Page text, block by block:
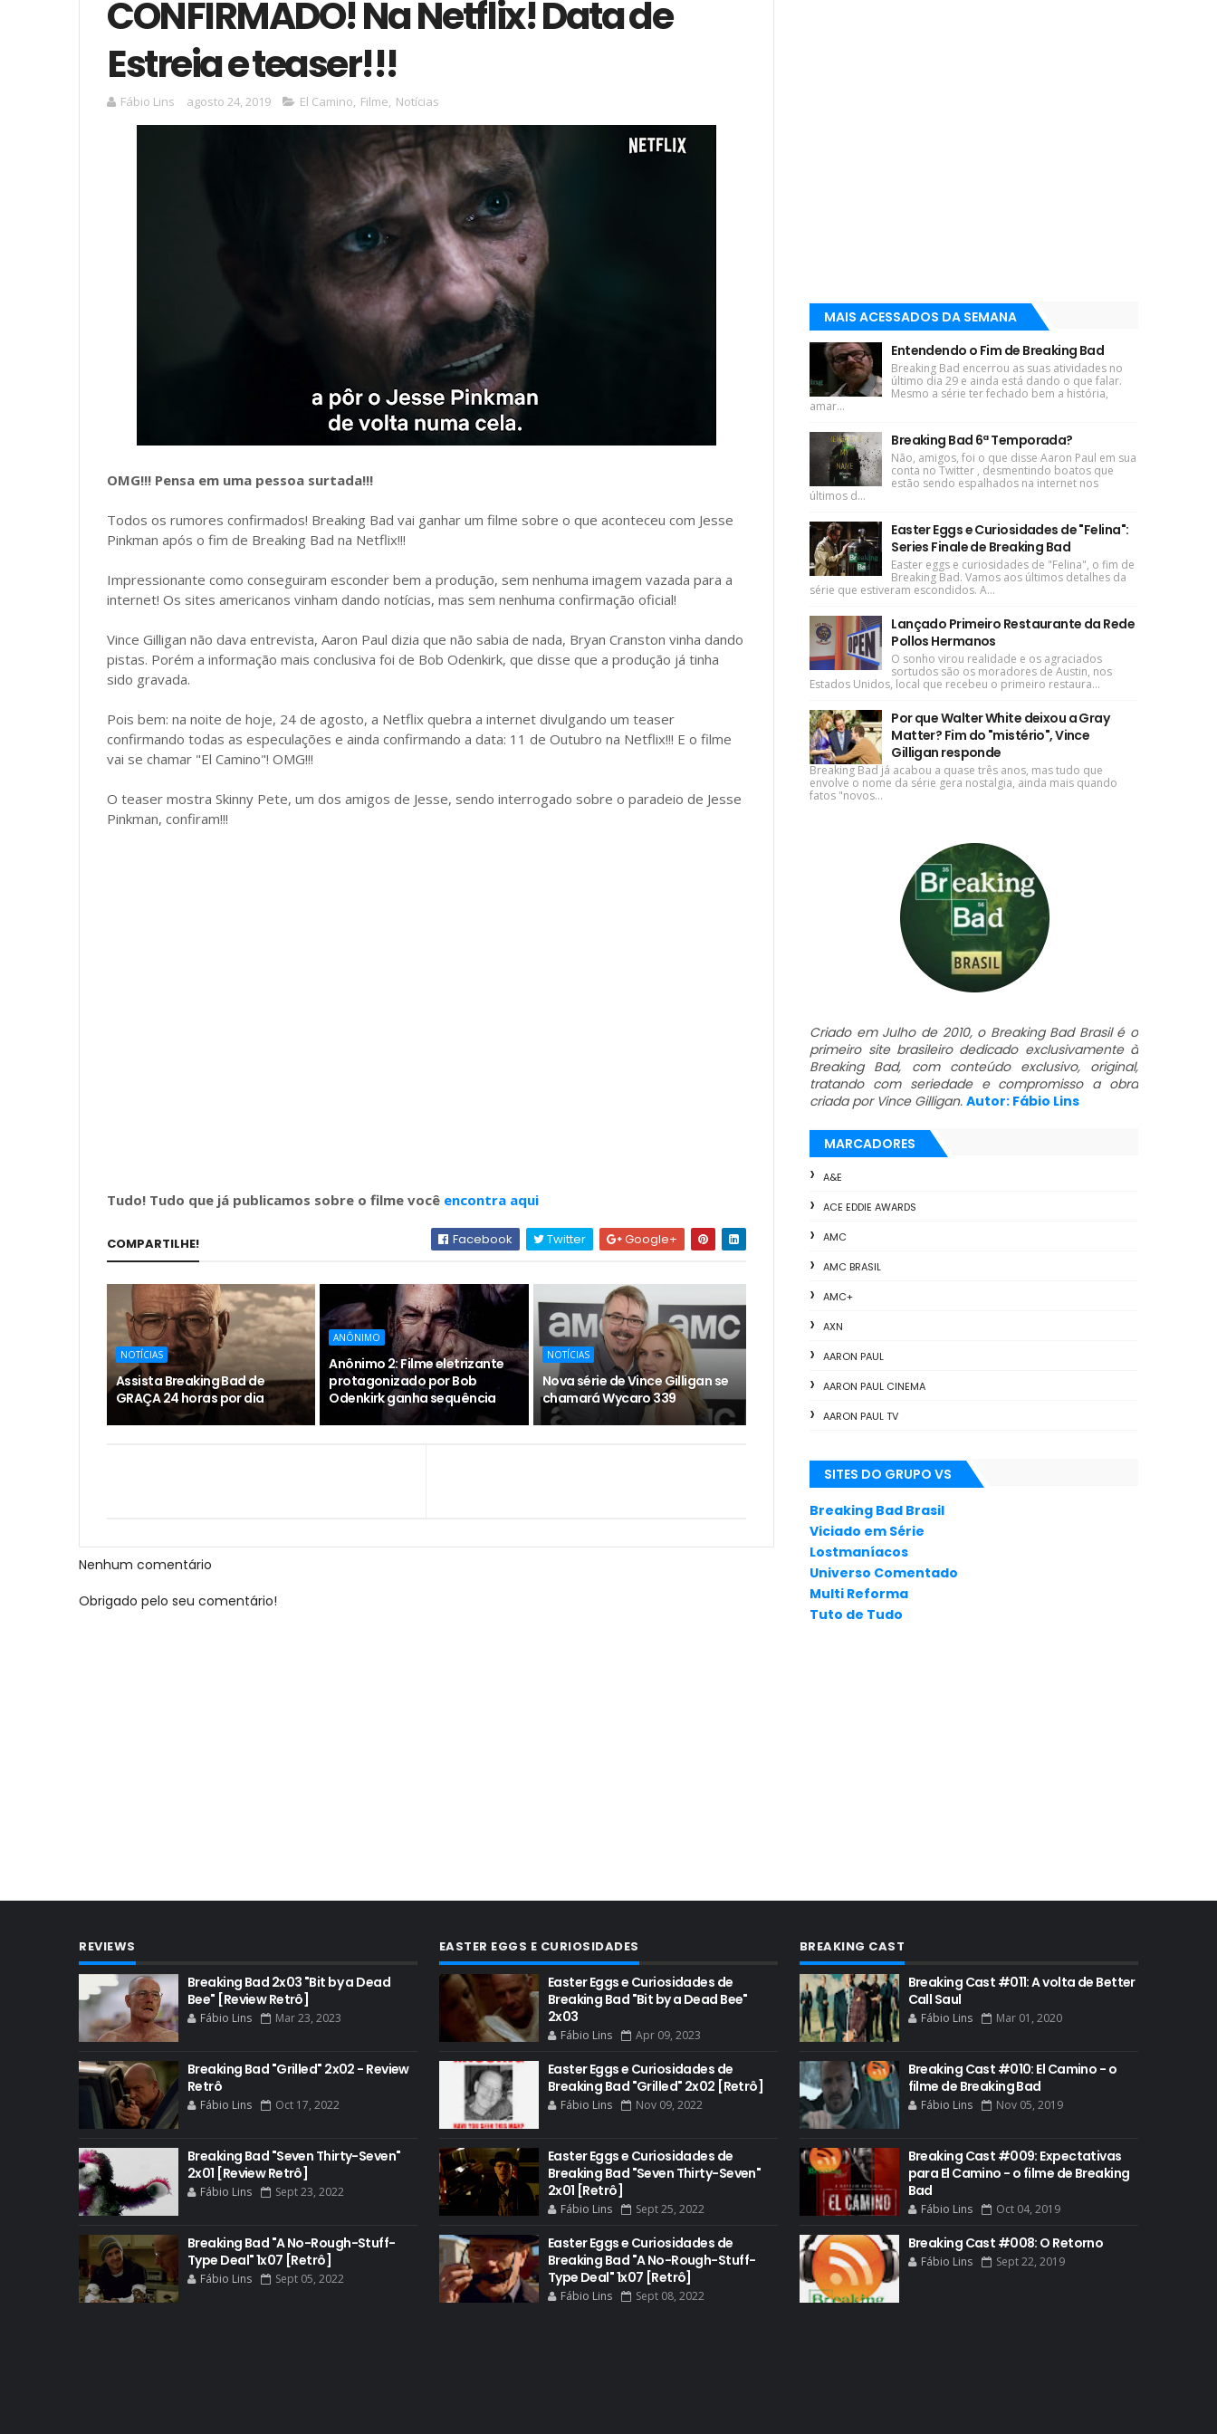
CONFIRMADO! Na Netflix! Data de
Estreia e teaser!!!
Fábio Lins agosto 24, 2019 El Camino, Filme, Notícias
OMG!!! Pensa em uma pessoa surtada!!!
Todos os rumores confirmados! Breaking Bad vai ganhar um filme sobre o que aconteceu com Jesse
Pinkman após o fim de Breaking Bad na Netflix!!!
Impressionante como conseguiram esconder bem a produção, sem nenhuma imagem vazada para a
internet! Os sites americanos vinham dando notícias, mas sem nenhuma confirmação oficial!
Vince Gilligan não dava entrevista, Aaron Paul dizia que não sabia de nada, Bryan Cranston vinha dando
pistas. Porém a informação mais conclusiva foi de Bob Odenkirk, que disse que a produção já tinha
sido gravada.
Pois bem: na noite de hoje, 24 de agosto, a Netflix quebra a internet divulgando um teaser
confirmando todas as especulações e ainda confirmando a data: 11 de Outubro na Netflix!!! E o filme
vai se chamar "El Camino"! OMG!!!
O teaser mostra Skinny Pete, um dos amigos de Jesse, sendo interrogado sobre o paradeio de Jesse
Pinkman, confiram!!!
Tudo! Tudo que já publicamos sobre o filme você encontra aqui
COMPARTILHE! Facebook Twitter Google+
NOTÍCIAS
Assista Breaking Bad de
GRAÇA 24 horas por dia
ANÔNIMO
Anônimo 2: Filme eletrizante
protagonizado por Bob
Odenkirk ganha sequência
NOTÍCIAS
Nova série de Vince Gilligan se
chamará Wycaro 339
Nenhum comentário
Obrigado pelo seu comentário!
MAIS ACESSADOS DA SEMANA
Entendendo o Fim de Breaking Bad
Breaking Bad encerrou as suas atividades no
último dia 29 e ainda está dando o que falar.
Mesmo a série ter fechado bem a história,
amar...
Breaking Bad 6ª Temporada?
Não, amigos, foi o que disse Aaron Paul em sua
conta no Twitter , desmentindo boatos que
estão sendo espalhados na internet nos
últimos d...
Easter Eggs e Curiosidades de "Felina":
Series Finale de Breaking Bad
Easter eggs e curiosidades de "Felina", o fim de
Breaking Bad. Vamos aos últimos detalhes da
série que estiveram escondidos. A...
Lançado Primeiro Restaurante da Rede
Pollos Hermanos
O sonho virou realidade e os agraciados
sortudos são os moradores de Austin, nos
Estados Unidos, local que recebeu o primeiro restaura...
Por que Walter White deixou a Gray
Matter? Fim do "mistério", Vince
Gilligan responde
Breaking Bad já acabou a quase três anos, mas tudo que
envolve o nome da série gera nostalgia, ainda mais quando
fatos "novos...
Criado em Julho de 2010, o Breaking Bad Brasil é o
primeiro site brasileiro dedicado exclusivamente à
Breaking Bad, com conteúdo exclusivo, original,
tratando com seriedade e compromisso a obra
criada por Vince Gilligan. Autor: Fábio Lins
MARCADORES
A&E
ACE EDDIE AWARDS
AMC
AMC BRASIL
AMC+
AXN
AARON PAUL
AARON PAUL CINEMA
AARON PAUL TV
ANIMAÇÃO
ANNA GUNN
APLICATIVOS
ARTES
AUDIÊNCIA
BOB ODENKIRK CINEMA
BOB ODENKIRK TV
BREAKING BAD ART PROJECT
BREAKING BAD HISTORY
BREAKING BAD DA VIDA REAL
BREAKING BAD: CRIMINAL ELEMENTS
BREAKING CAST
BREAKING SHOPPING
BRYAN CRANSTON
BRYAN CRANSTON ESCRITOR
BRYAN CRANSTON TEATRO
SITES DO GRUPO VS
Breaking Bad Brasil
Viciado em Série
Lostmaníacos
Universo Comentado
Multi Reforma
Tuto de Tudo
REVIEWS
Breaking Bad 2x03 "Bit by a Dead
Bee" [Review Retrô]
Fábio Lins Mar 23, 2023
Breaking Bad "Grilled" 2x02 - Review
Retrô
Fábio Lins Oct 17, 2022
Breaking Bad "Seven Thirty-Seven"
2x01 [Review Retrô]
Fábio Lins Sept 23, 2022
Breaking Bad "A No-Rough-Stuff-
Type Deal" 1x07 [Retrô]
Fábio Lins Sept 05, 2022
EASTER EGGS E CURIOSIDADES
Easter Eggs e Curiosidades de
Breaking Bad "Bit by a Dead Bee"
2x03
Fábio Lins Apr 09, 2023
Easter Eggs e Curiosidades de
Breaking Bad "Grilled" 2x02 [Retrô]
Fábio Lins Nov 09, 2022
Easter Eggs e Curiosidades de
Breaking Bad "Seven Thirty-Seven"
2x01 [Retrô]
Fábio Lins Sept 25, 2022
Easter Eggs e Curiosidades de
Breaking Bad "A No-Rough-Stuff-
Type Deal" 1x07 [Retrô]
Fábio Lins Sept 08, 2022
BREAKING CAST
Breaking Cast #011: A volta de Better
Call Saul
Fábio Lins Mar 01, 2020
Breaking Cast #010: El Camino - o
filme de Breaking Bad
Fábio Lins Nov 05, 2019
Breaking Cast #009: Expectativas
para El Camino - o filme de Breaking
Bad
Fábio Lins Oct 04, 2019
Breaking Cast #008: O Retorno
Fábio Lins Sept 22, 2019